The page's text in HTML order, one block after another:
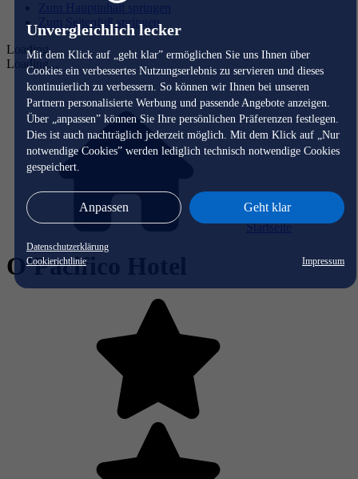
Unvergleichlich lecker
Mit dem Klick auf „geht klar” ermöglichen Sie uns Ihnen über
Cookies ein verbessertes Nutzungserlebnis zu servieren und dieses
kontinuierlich zu verbessern. So können wir Ihnen bei unseren
Partnern personalisierte Werbung und passende Angebote anzeigen.
Über „anpassen” können Sie Ihre persönlichen Präferenzen festlegen.
Dies ist auch nachträglich jederzeit möglich. Mit dem Klick auf „Nur
notwendige Cookies” werden lediglich technisch notwendige Cookies
gespeichert.
Anpassen Geht klar
Datenschutzerklärung
Cookierichtlinie
Impressum
Zum Hauptinhalt springen
Zum Seitenfuß springen
Loading...
Loading...
Startseite
O'Pacifico Hotel